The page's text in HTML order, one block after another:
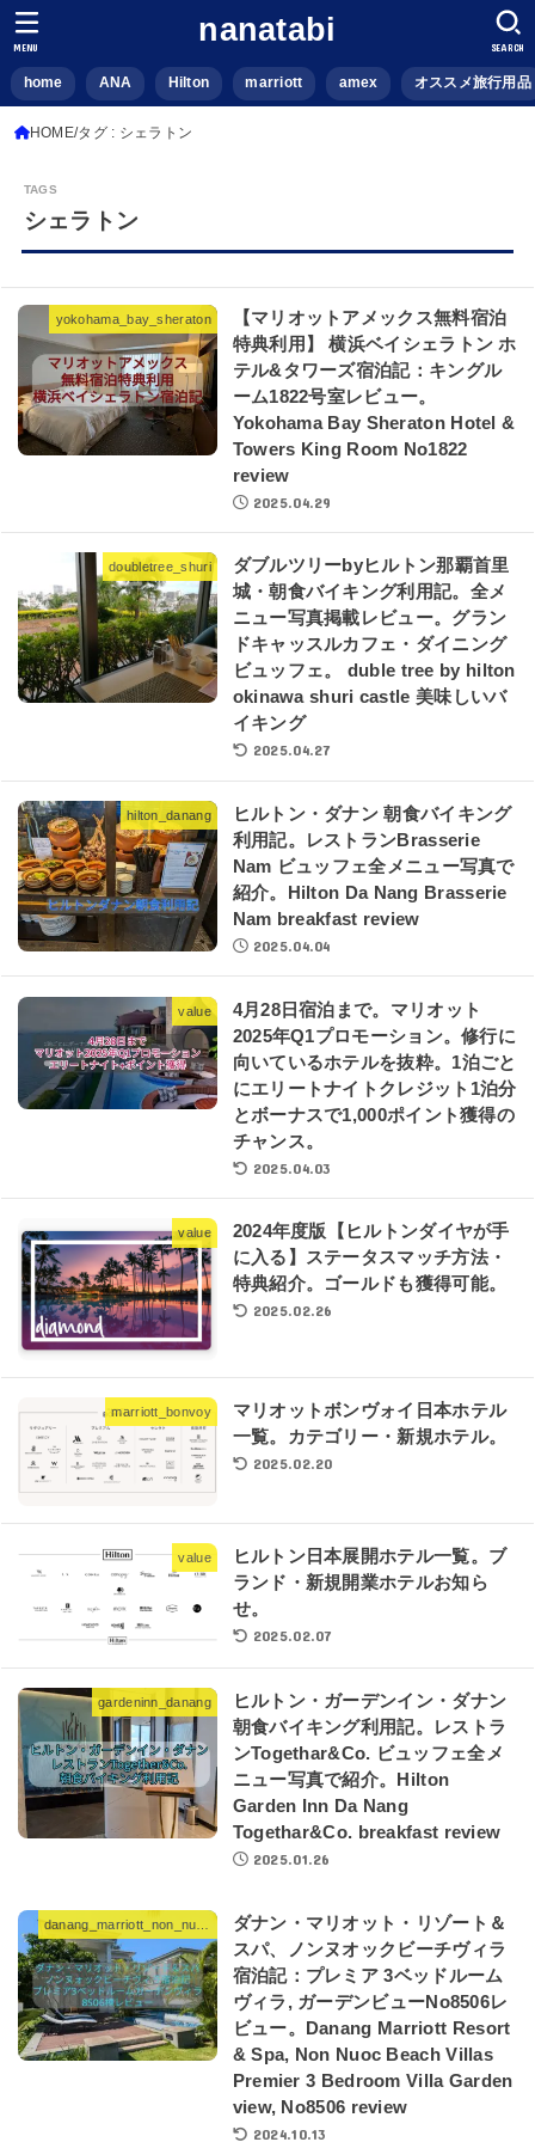
nanatabi
home ANA Hilton marriott amex オススメ旅行用品
SEARCH
MENU
HOME タグ : シェラトン
シェラトン
yokohama_bay_sheraton
【マリオットアメックス無料宿泊
特典利用】 横浜ベイシェラトン ホ
テル&タワーズ宿泊記：キングル
ーム1822号室レビュー。
Yokohama Bay Sheraton Hotel &
Towers King Room No1822
review
2025.04.29
doubletree_shuri
ダブルツリーbyヒルトン那覇首里
城・朝食バイキング利用記。全メ
ニュー写真掲載レビュー。グラン
ドキャッスルカフェ・ダイニング
ビュッフェ。 duble tree by hilton
okinawa shuri castle 美味しいバ
イキング
2025.04.27
hilton_danang
ヒルトン・ダナン 朝食バイキング
利用記。レストランBrasserie
Nam ビュッフェ全メニュー写真で
紹介。Hilton Da Nang Brasserie
Nam breakfast review
2025.04.04
value
4月28日宿泊まで。マリオット
2025年Q1プロモーション。修行に
向いているホテルを抜粋。1泊ごと
にエリートナイトクレジット1泊分
とボーナスで1,000ポイント獲得の
チャンス。
2025.04.03
value
2024年度版【ヒルトンダイヤが手
に入る】ステータスマッチ方法・
特典紹介。ゴールドも獲得可能。
2025.02.26
marriott_bonvoy
マリオットボンヴォイ日本ホテル
一覧。カテゴリー・新規ホテル。
2025.02.20
value
ヒルトン日本展開ホテル一覧。ブ
ランド・新規開業ホテルお知ら
せ。
2025.02.07
gardeninn_danang
ヒルトン・ガーデンイン・ダナン
朝食バイキング利用記。レストラ
ンTogethar&Co. ビュッフェ全メ
ニュー写真で紹介。Hilton
Garden Inn Da Nang
Togethar&Co. breakfast review
2025.01.26
ダナン・マリオット・リゾート＆
スパ、ノンヌオックビーチヴィラ
宿泊記：プレミア 3ベッドルーム
ヴィラ, ガーデンビューNo8506レ
ビュー。Danang Marriott Resort
& Spa, Non Nuoc Beach Villas
Premier 3 Bedroom Villa Garden
view, No8506 review
2024.10.13